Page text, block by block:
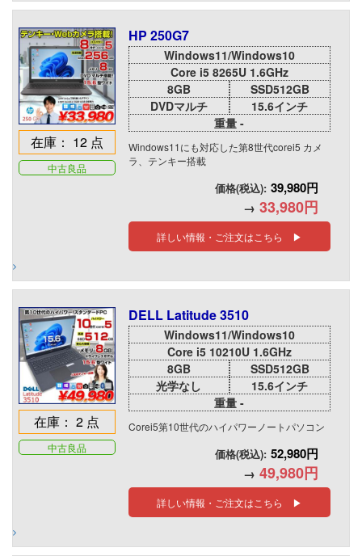
在庫： 12 点
中古良品
HP 250G7
Windows11/Windows10
Core i5 8265U 1.6GHz
8GB
SSD512GB
DVDマルチ
15.6インチ
重量 -
Windows11にも対応した第8世代corei5 カメ
ラ、テンキー搭載
価格(税込): 39,980円
→ 33,980円
詳しい情報・ご注文はこちら ▶
在庫： 2 点
中古良品
DELL Latitude 3510
Windows11/Windows10
Core i5 10210U 1.6GHz
8GB
SSD512GB
光学なし
15.6インチ
重量 -
Corei5第10世代のハイパワーノートパソコン
価格(税込): 52,980円
→ 49,980円
詳しい情報・ご注文はこちら ▶